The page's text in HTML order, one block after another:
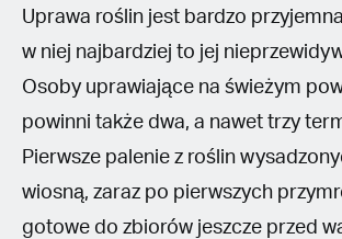
Uprawa roślin jest bardzo
w niej najbardziej to jej
Osoby uprawiające na świeżym
powinni także dwa, a nawet trzy
Pierwsze palenie z roślin
wiosną, zaraz po pierwszych
gotowe do zbiorów jeszcze przed